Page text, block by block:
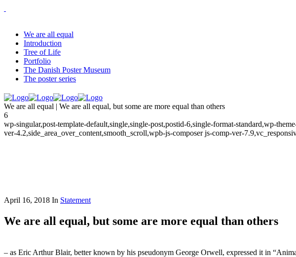
We are all equal
Introduction
Tree of Life
Portfolio
The Danish Poster Museum
The poster series
We are all equal | We are all equal, but some are more equal than others
6
wp-singular,post-template-default,single,single-post,postid-6,single-format-standard,wp-
ver-4.2,side_area_over_content,smooth_scroll,wpb-js-composer js-comp-ver-
April 16, 2018 In Statement
We are all equal, but some are more equal than others
– as Eric Arthur Blair, better known by his pseudonym George Orwell, expressed it in